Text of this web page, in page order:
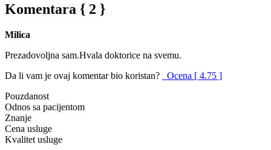
Komentara { 2 }
Milica
Prezadovoljna sam.Hvala doktorice na svemu.
Da li vam je ovaj komentar bio koristan?
Ocena [ 4.75 ]
Pouzdanost
Odnos sa pacijentom
Znanje
Cena usluge
Kvalitet usluge